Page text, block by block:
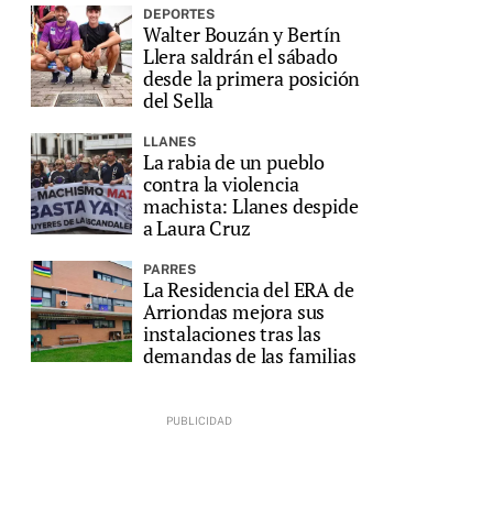
DEPORTES
Walter Bouzán y Bertín
Llera saldrán el sábado
desde la primera posición
del Sella
LLANES
La rabia de un pueblo
contra la violencia
machista: Llanes despide
a Laura Cruz
PARRES
La Residencia del ERA de
Arriondas mejora sus
instalaciones tras las
demandas de las familias